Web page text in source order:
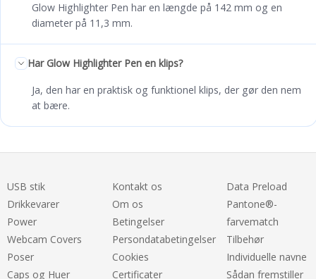
Glow Highlighter Pen har en længde på 142 mm og en
diameter på 11,3 mm.
Har Glow Highlighter Pen en klips?
Ja, den har en praktisk og funktionel klips, der gør den nem
at bære.
USB stik
Drikkevarer
Power
Webcam Covers
Poser
Caps og Huer
Kontakt os
Om os
Betingelser
Persondatabetingelser
Cookies
Certificater
Data Preload
Pantone®-
farvematch
Tilbehør
Individuelle navne
Sådan fremstiller